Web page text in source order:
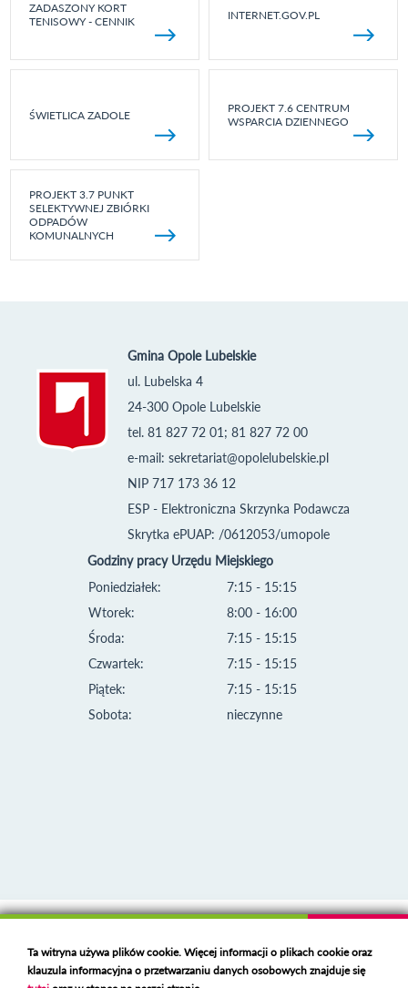
ZADASZONY KORT
TENISOWY - CENNIK
INTERNET.GOV.PL
ŚWIETLICA ZADOLE
PROJEKT 7.6 CENTRUM
WSPARCIA DZIENNEGO
PROJEKT 3.7 PUNKT
SELEKTYWNEJ ZBIÓRKI
ODPADÓW
KOMUNALNYCH
Gmina Opole Lubelskie
ul. Lubelska 4
24-300 Opole Lubelskie
tel. 81 827 72 01; 81 827 72 00
e-mail: sekretariat@opolelubelskie.pl
NIP 717 173 36 12
ESP - Elektroniczna Skrzynka Podawcza
Skrytka ePUAP: /0612053/umopole
Godziny pracy Urzędu Miejskiego
Poniedziałek:
Wtorek:
Środa:
Czwartek:
Piątek:
Sobota:
7:15 - 15:15
8:00 - 16:00
7:15 - 15:15
7:15 - 15:15
7:15 - 15:15
nieczynne
Deklaracja dostępności
Polski serwer RBLhttps://polspam.pl/
Ta witryna używa plików cookie. Więcej informacji o plikach cookie oraz
klauzula informacyjna o przetwarzaniu danych osobowych znajduje się